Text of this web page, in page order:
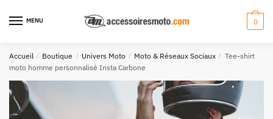
navigation
au
MENU 0
Accueil / Boutique / Univers Moto / Moto & Réseaux Sociaux / Tee-shirt
moto homme personnalisé Insta Carbone